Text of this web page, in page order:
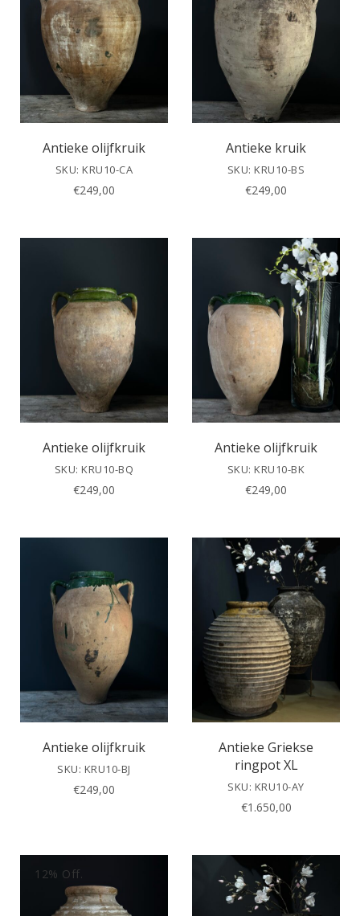
Antieke olijfkruik
SKU: KRU10-CA
€249,00
Antieke kruik
SKU: KRU10-BS
€249,00
Antieke olijfkruik
SKU: KRU10-BQ
€249,00
Antieke olijfkruik
SKU: KRU10-BK
€249,00
Antieke olijfkruik
SKU: KRU10-BJ
€249,00
Antieke Griekse
ringpot XL
SKU: KRU10-AY
€1.650,00
12% Off.